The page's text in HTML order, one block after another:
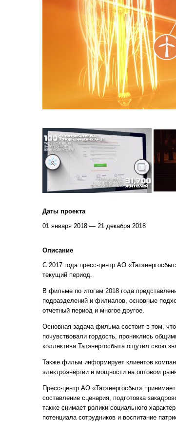
Даты проекта
01 января 2018 — 21 декабря 2018
Описание
С 2017 года пресс-центр АО
текущий период.
В фильме по итогам 2018 года
подразделений и филиалов, основные
отчетный период и многое другое.
Основная задача фильма состоит в том,
почувствовали гордость, прониклись
коллектива Татэнергосбыта ощутил свою
Также фильм информирует клиентов
электроэнергии и мощности на оптовом
Пресс-центр АО «Татэнергосбыт»
составление сценария, подготовка
также снимает ролики социального
потенциала сотрудников и воспитание